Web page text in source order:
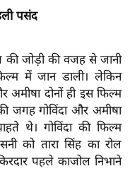
पसंद
जोड़ी की वजह से जानी
में जान डाली। लेकिन
अमीषा दोनों ही इस फिल्म
जगह गोविंदा और अमीषा
थे। गोविंदा की फिल्म
को तारा सिंह का रोल
पहले काजोल निभाने